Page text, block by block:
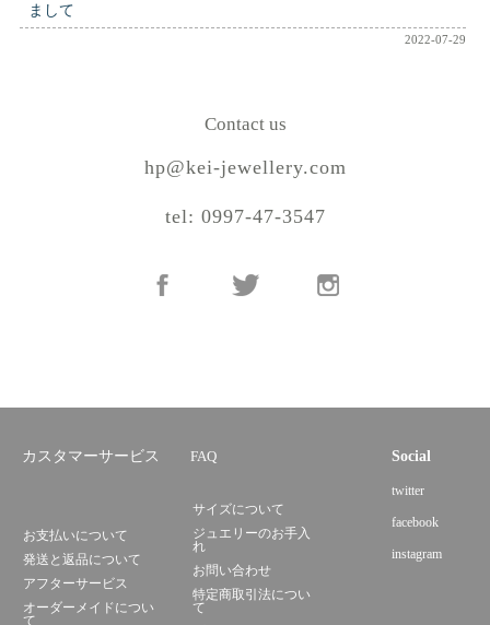
まして
2022-07-29
Contact us
hp@kei-jewellery.com
tel: 0997-47-3547
カスタマーサービス FAQ
お支払いについて
発送と返品について
アフターサービス
オーダーメイドについ
て
サイズについて
ジュエリーのお手入
れ
お問い合わせ
特定商取引法につい
て
Social
twitter
facebook
instagram